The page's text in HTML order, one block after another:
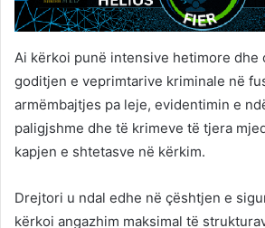
Ai kërkoi punë intensive hetimore dhe
goditjen e veprimtarive kriminale në
armëmbajtjes pa leje, evidentimin e
paligjshme dhe të krimeve të tjera
kapjen e shtetasve në kërkim.
Drejtori u ndal edhe në çështjen e
kërkoi angazhim maksimal të